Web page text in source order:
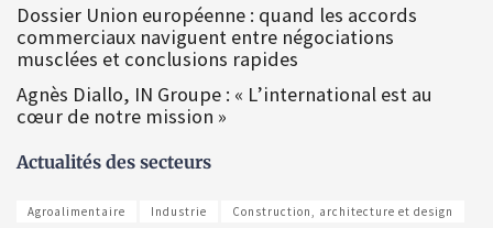
Dossier Union européenne : quand les accords
commerciaux naviguent entre négociations
musclées et conclusions rapides
Agnès Diallo, IN Groupe : « L’international est au
cœur de notre mission »
Actualités des secteurs
Agroalimentaire Industrie Construction, architecture et design